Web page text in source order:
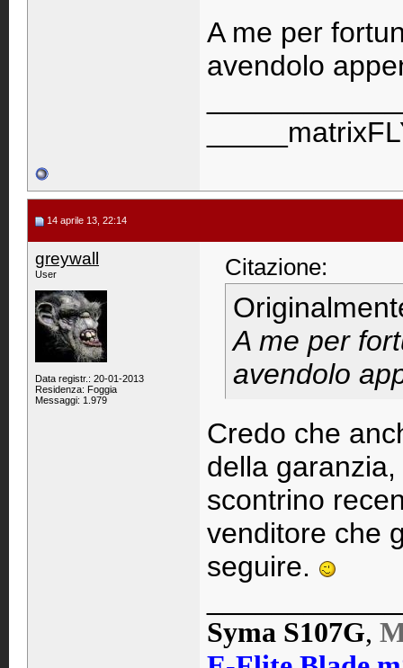
A me per
avendolo
14 aprile 13, 22:14
greywall
User
Data registr.: 20-01-2013
Residenza: Foggia
Messaggi: 1.979
Citazione:
A me per
avendolo
Credo che
della
scontrino
venditore che
seguire.
Syma S107G,